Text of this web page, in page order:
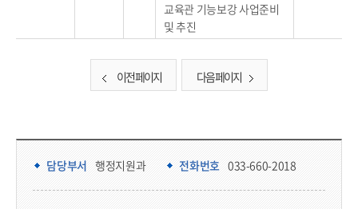
교육관 기능보강 사업준비
및 추진
이전 페이지 다음 페이지
담당부서 정보 & 컨텐츠 만족도 조사 & 공공저작물 자유이용 허락 표시
담당부서 행정지원과 전화번호 033-660-2018